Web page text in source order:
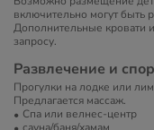
включительно могут быть
Дополнительные кровати
запросу.
Развлечение и
Прогулки на лодке или
Предлагается массаж.
Спа или велнес-центр